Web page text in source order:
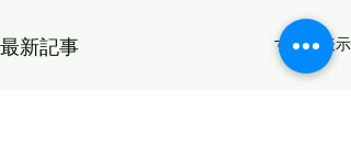
最新記事 すべて表示